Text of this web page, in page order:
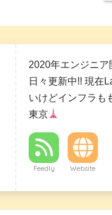
2020年エンジニ
日々更新中!! 現在
いけどインフラも
東京
Feedly Website